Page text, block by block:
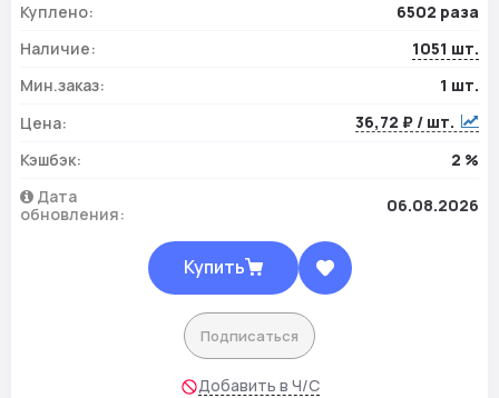
Куплено:
6502 раза
Наличие:
1051 шт.
Мин.заказ:
1 шт.
Цена:
36,72 ₽ / шт.
Кэшбэк:
2 %
Дата
обновления:
06.08.2026
Купить
Подписаться
Добавить в Ч/С